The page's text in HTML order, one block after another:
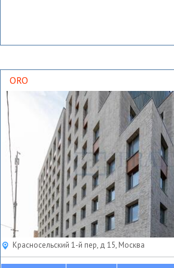
ORO
Красносельский 1-й пер, д 15, Москва